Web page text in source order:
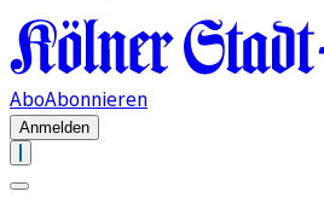
AboAbonnieren
Anmelden